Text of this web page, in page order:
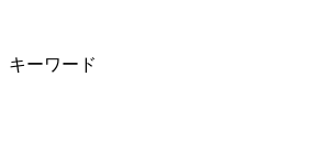
キーワード